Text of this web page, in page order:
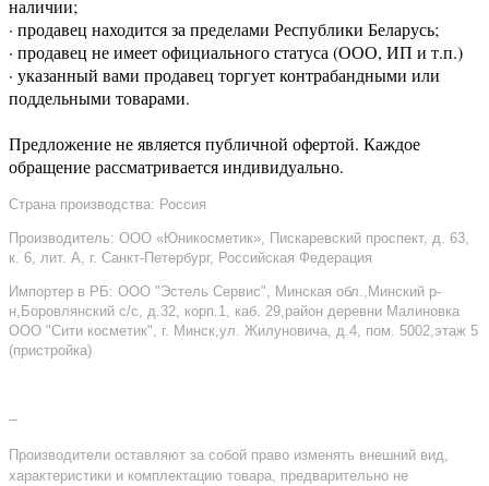
наличии;
· продавец находится за пределами Республики Беларусь;
· продавец не имеет официального статуса (ООО, ИП и т.п.)
· указанный вами продавец торгует контрабандными или
поддельными товарами.
Предложение не является публичной офертой. Каждое
обращение рассматривается индивидуально.
Страна производства: Россия
Производитель: ООО «Юникосметик», Пискаревский проспект, д. 63,
к. 6, лит. А, г. Санкт-Петербург, Российская Федерация
Импортер в РБ: ООО "Эстель Сервис", Минская обл.,Минский р-
н,Боровлянский с/с, д.32, корп.1, каб. 29,район деревни Малиновка
ООО "Сити косметик", г. Минск,ул. Жилуновича, д.4, пом. 5002,этаж 5
(пристройка)
–
Производители оставляют за собой право изменять внешний вид,
характеристики и комплектацию товара, предварительно не